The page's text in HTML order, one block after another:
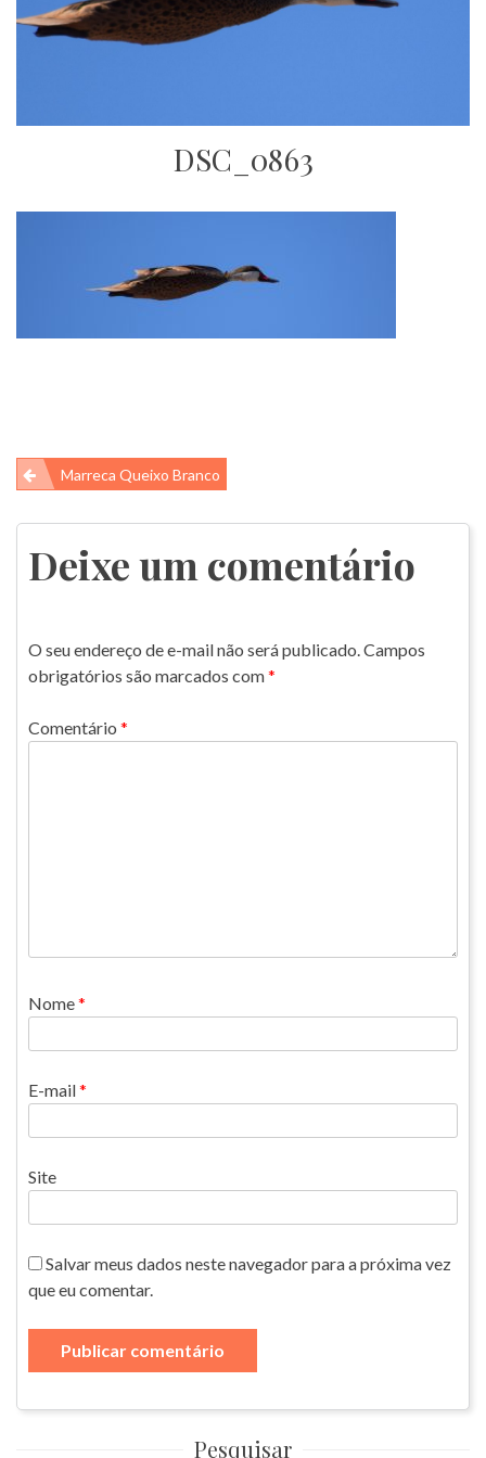
DSC_0863
Navegação
de
Post
Marreca Queixo Branco
Deixe um comentário
O seu endereço de e-mail não será publicado.Campos
obrigatórios são marcados com*
Comentário *
Nome*
E-mail*
Site
Salvar meus dados neste navegador para a próxima vez
que eu comentar.
Pesquisar